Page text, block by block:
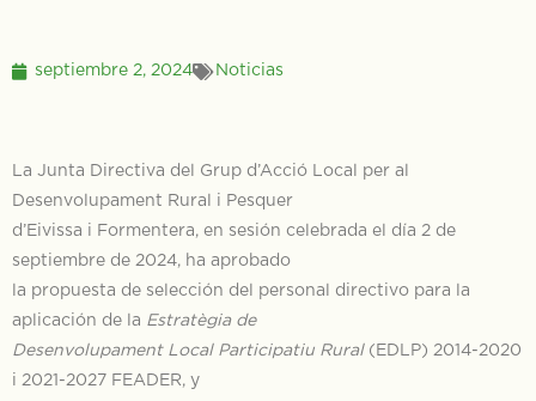
septiembre 2, 2024 Noticias
La Junta Directiva del Grup d’Acció Local per al
Desenvolupament Rural i Pesquer
d’Eivissa i Formentera, en sesión celebrada el día 2 de
septiembre de 2024, ha aprobado
la propuesta de selección del personal directivo para la
aplicación de la Estratègia de
Desenvolupament Local Participatiu Rural (EDLP) 2014-2020
i 2021-2027 FEADER, y